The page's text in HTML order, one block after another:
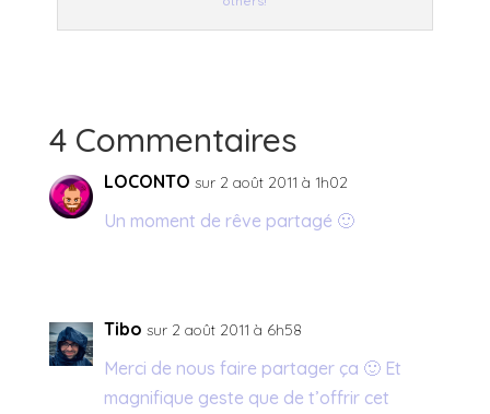
4 Commentaires
LOCONTO sur 2 août 2011 à 1h02
Un moment de rêve partagé 🙂
Tibo sur 2 août 2011 à 6h58
Merci de nous faire partager ça 🙂 Et
magnifique geste que de t’offrir cet